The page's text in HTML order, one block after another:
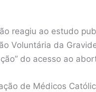
reagiu ao estudo
Voluntária da
do acesso ao
de Médicos